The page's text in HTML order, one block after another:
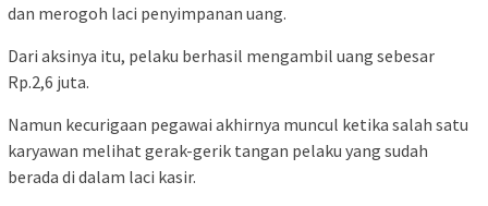
dan merogoh laci penyimpanan uang.
Dari aksinya itu, pelaku berhasil mengambil uang sebesar
Rp.2,6 juta.
Namun kecurigaan pegawai akhirnya muncul ketika salah satu
karyawan melihat gerak-gerik tangan pelaku yang sudah
berada di dalam laci kasir.